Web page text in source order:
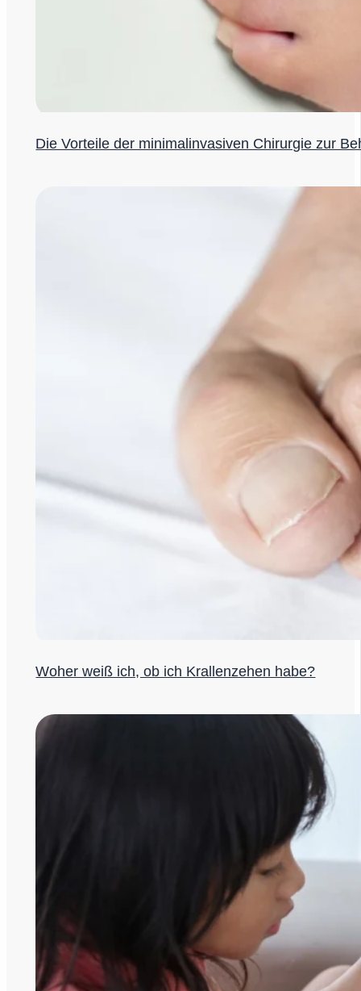
Die Vorteile der minimalinvasiven Chirurgie zur
Woher weiß ich, ob ich Krallenzehen habe?